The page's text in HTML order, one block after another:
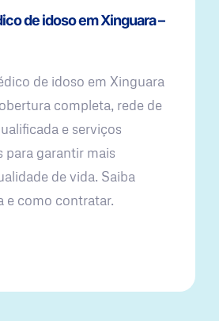
de idoso em Xinguara –
de idoso em Xinguara
completa, rede de
e serviços
para garantir mais
de vida. Saiba
e como contratar.